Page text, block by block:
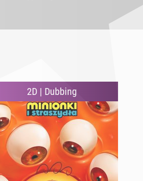
2D | Dubbing